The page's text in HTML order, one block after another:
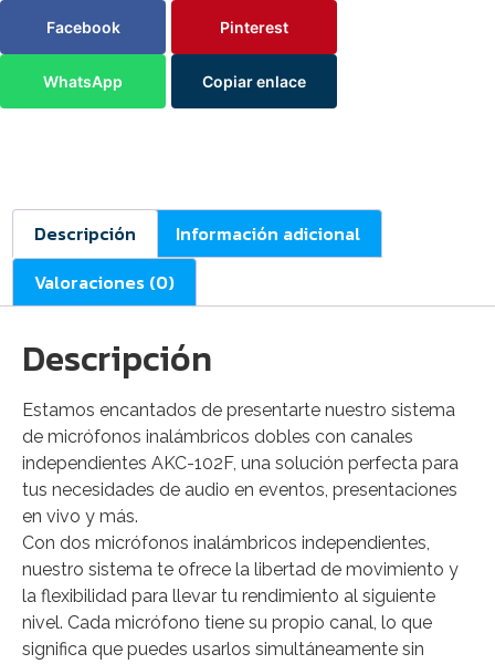
Facebook Pinterest
WhatsApp Copiar enlace
Descripción
Información adicional
Valoraciones (0)
Descripción
Estamos encantados de presentarte nuestro sistema
de micrófonos inalámbricos dobles con canales
independientes AKC-102F, una solución perfecta para
tus necesidades de audio en eventos, presentaciones
en vivo y más.
Con dos micrófonos inalámbricos independientes,
nuestro sistema te ofrece la libertad de movimiento y
la flexibilidad para llevar tu rendimiento al siguiente
nivel. Cada micrófono tiene su propio canal, lo que
significa que puedes usarlos simultáneamente sin